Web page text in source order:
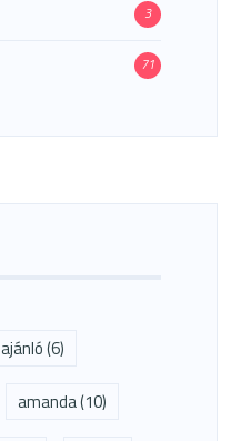
3
71
ajánló(6)
amanda(10)